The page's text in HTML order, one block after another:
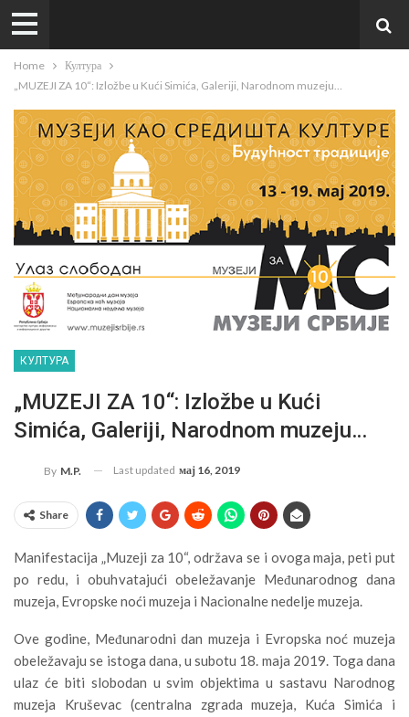
Home
Култура
„MUZEJI ZA 10“: Izložbe u Kući Simića, Galeriji, Narodnom muzeju…
КУЛТУРА
„MUZEJI ZA 10“: Izložbe u Kući
Simića, Galeriji, Narodnom muzeju…
By M.P. Last updated мај 16, 2019
Share
Manifestacija „Muzeji za 10“, održava se i ovoga maja, peti put
po redu, i obuhvatajući obeležavanje Međunarodnog dana
muzeja, Evropske noći muzeja i Nacionalne nedelje muzeja.
Ove godine, Međunarodni dan muzeja i Evropska noć muzeja
obeležavaju se istoga dana, u subotu 18. maja 2019. Toga dana
ulaz će biti slobodan u svim objektima u sastavu Narodnog
muzeja Kruševac (centralna zgrada muzeja, Kuća Simića i